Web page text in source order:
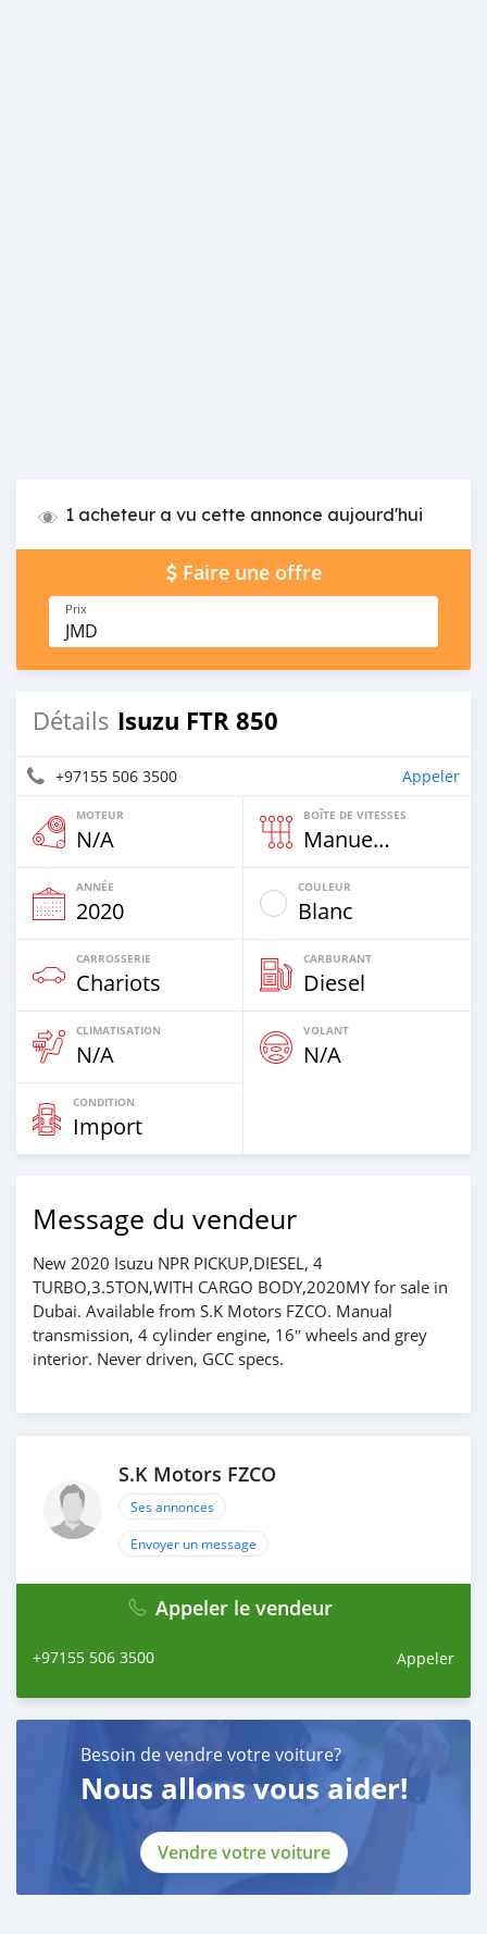
1 acheteur a vu cette annonce aujourd'hui
Faire une offre
Prix
JMD
Détails Isuzu FTR 850
+97155 506 3500 Appeler
MOTEUR
N/A
BOÎTE DE VITESSES
Manuelle
ANNÉE
2020
COULEUR
Blanc
CARROSSERIE
Chariots
CARBURANT
Diesel
CLIMATISATION
N/A
VOLANT
N/A
CONDITION
Import
Message du vendeur
New 2020 Isuzu NPR PICKUP,DIESEL, 4
TURBO,3.5TON,WITH CARGO BODY,2020MY for sale in
Dubai. Available from S.K Motors FZCO. Manual
transmission, 4 cylinder engine, 16″ wheels and grey
interior. Never driven, GCC specs.
S.K Motors FZCO
Ses annonces
Envoyer un message
Appeler le vendeur
+97155 506 3500 Appeler
Besoin de vendre votre voiture?
Nous allons vous aider!
Vendre votre voiture